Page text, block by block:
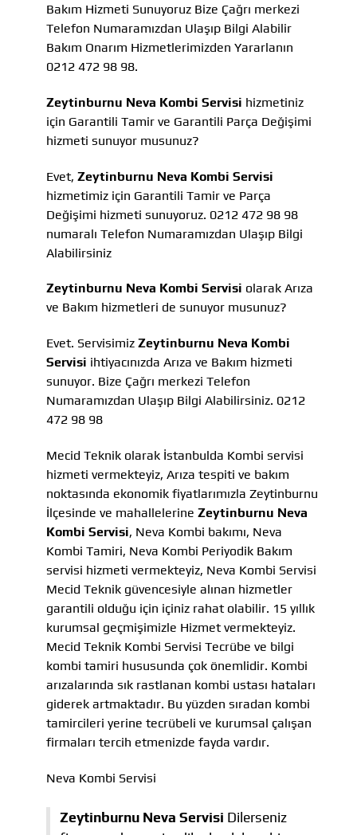
Bakım Hizmeti Sunuyoruz Bize Çağrı merkezi
Telefon Numaramızdan Ulaşıp Bilgi Alabilir
Bakım Onarım Hizmetlerimizden Yararlanın
0212 472 98 98.
Zeytinburnu Neva Kombi Servisi hizmetiniz
için Garantili Tamir ve Garantili Parça Değişimi
hizmeti sunuyor musunuz?
Evet, Zeytinburnu Neva Kombi Servisi
hizmetimiz için Garantili Tamir ve Parça
Değişimi hizmeti sunuyoruz. 0212 472 98 98
numaralı Telefon Numaramızdan Ulaşıp Bilgi
Alabilirsiniz
Zeytinburnu Neva Kombi Servisi olarak Arıza
ve Bakım hizmetleri de sunuyor musunuz?
Evet. Servisimiz Zeytinburnu Neva Kombi
Servisi ihtiyacınızda Arıza ve Bakım hizmeti
sunuyor. Bize Çağrı merkezi Telefon
Numaramızdan Ulaşıp Bilgi Alabilirsiniz. 0212
472 98 98
Mecid Teknik olarak İstanbulda Kombi servisi
hizmeti vermekteyiz, Arıza tespiti ve bakım
noktasında ekonomik fiyatlarımızla Zeytinburnu
İlçesinde ve mahallelerine Zeytinburnu Neva
Kombi Servisi, Neva Kombi bakımı, Neva
Kombi Tamiri, Neva Kombi Periyodik Bakım
servisi hizmeti vermekteyiz, Neva Kombi Servisi
Mecid Teknik güvencesiyle alınan hizmetler
garantili olduğu için içiniz rahat olabilir. 15 yıllık
kurumsal geçmişimizle Hizmet vermekteyiz.
Mecid Teknik Kombi Servisi Tecrübe ve bilgi
kombi tamiri hususunda çok önemlidir. Kombi
arızalarında sık rastlanan kombi ustası hataları
giderek artmaktadır. Bu yüzden sıradan kombi
tamircileri yerine tecrübeli ve kurumsal çalışan
firmaları tercih etmenizde fayda vardır.
Neva Kombi Servisi
Zeytinburnu Neva Servisi Dilerseniz